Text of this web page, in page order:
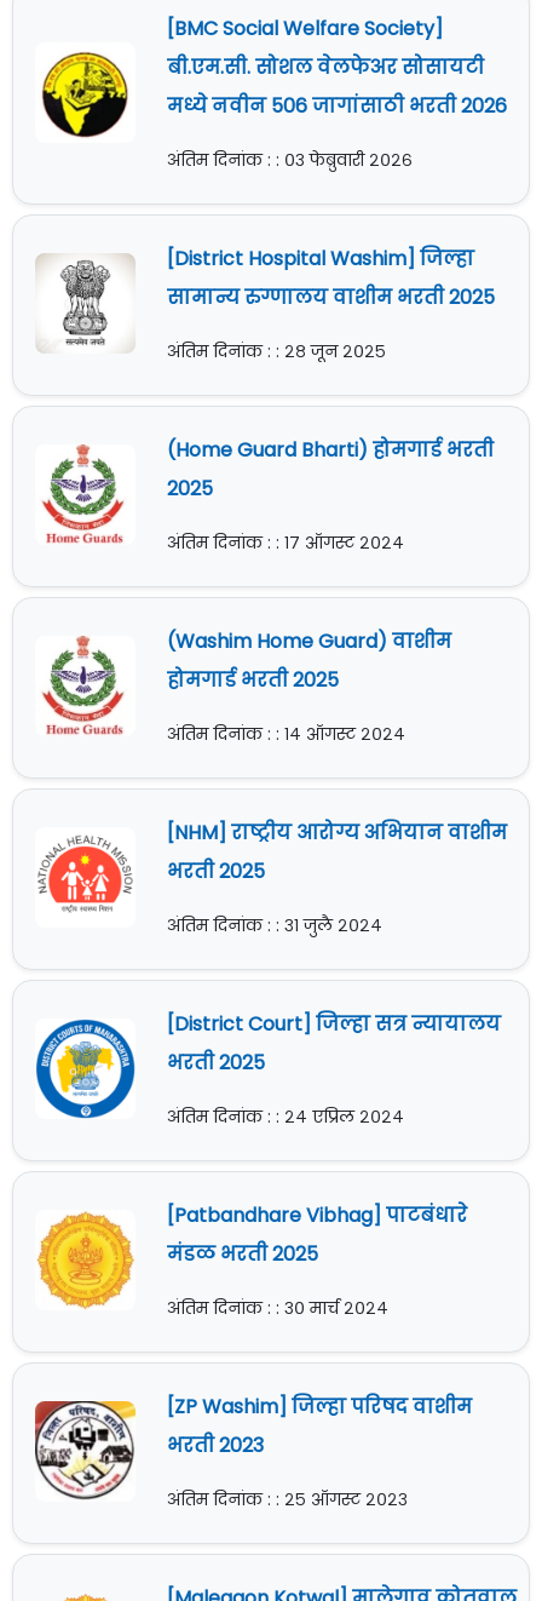
[BMC Social Welfare Society]
बी.एम.सी. सोशल वेलफेअर सोसायटी
मध्ये नवीन 506 जागांसाठी भरती 2026
अंतिम दिनांक : : ०३ फेब्रुवारी २०२६
[District Hospital Washim] जिल्हा
सामान्य रुग्णालय वाशीम भरती 2025
अंतिम दिनांक : : २८ जून २०२५
(Home Guard Bharti) होमगार्ड भरती
2025
अंतिम दिनांक : : १७ ऑगस्ट २०२४
(Washim Home Guard) वाशीम
होमगार्ड भरती 2025
अंतिम दिनांक : : १४ ऑगस्ट २०२४
[NHM] राष्ट्रीय आरोग्य अभियान वाशीम
भरती 2025
अंतिम दिनांक : : ३१ जुलै २०२४
[District Court] जिल्हा सत्र न्यायालय
भरती 2025
अंतिम दिनांक : : २४ एप्रिल २०२४
[Patbandhare Vibhag] पाटबंधारे
मंडळ भरती 2025
अंतिम दिनांक : : ३० मार्च २०२४
[ZP Washim] जिल्हा परिषद वाशीम
भरती 2023
अंतिम दिनांक : : २५ ऑगस्ट २०२३